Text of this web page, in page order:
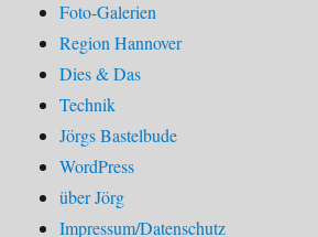
Foto-Galerien
Region Hannover
Dies & Das
Technik
Jörgs Bastelbude
WordPress
über Jörg
Impressum/Datenschutz